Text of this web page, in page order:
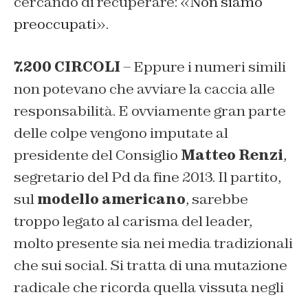
preoccupati».
7.200 CIRCOLI– Eppure i numeri simili
non potevano che avviare la caccia alle
responsabilità. E ovviamente gran parte
delle colpe vengono imputate al
presidente del Consiglio Matteo Renzi,
segretario del Pd da fine 2013. Il partito,
sulmodello americano, sarebbe
troppo legato al carisma del leader,
molto presente sia nei media tradizionali
che sui social. Si tratta di una mutazione
radicale che ricorda quella vissuta negli